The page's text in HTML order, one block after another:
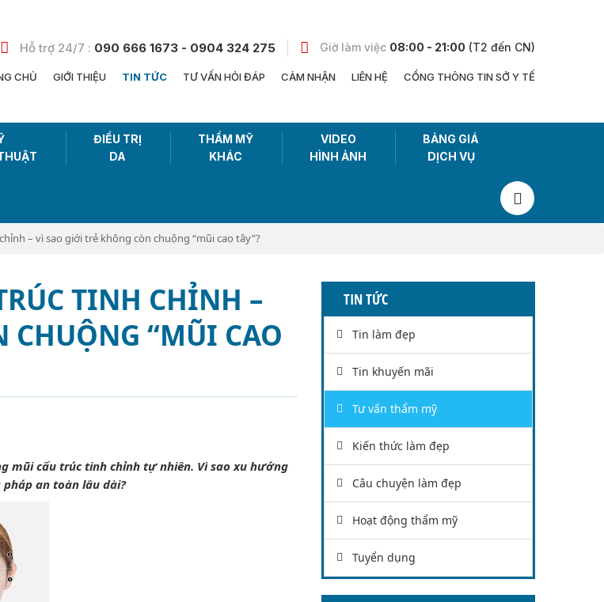
Hỗ trợ 24/7 : 090 666 1673 - 0904 324 275 Giờ làm việc 08:00 - 21:00 (T2 đến CN)
CHỦ GIỚI THIỆU TIN TỨC TƯ VẤN HỎI ĐÁP CẢM NHẬN LIÊN HỆ CỔNG THÔNG TIN SỞ Y TẾ
ĐIỀU TRỊ
DA
THẨM MỸ
KHÁC
VIDEO
HÌNH ẢNH
BẢNG GIÁ
DỊCH VỤ
– vì sao giới trẻ không còn chuộng “mũi cao tây”?
TINH CHỈNH –
CHUỘNG “MŨI CAO
mũi cấu trúc tinh chỉnh tự nhiên. Vì sao xu hướng
an toàn lâu dài?
TIN TỨC
Tin làm đẹp
Tin khuyến mãi
Tư vấn thẩm mỹ
Kiến thức làm đẹp
Câu chuyện làm đẹp
Hoạt động thẩm mỹ
Tuyển dụng